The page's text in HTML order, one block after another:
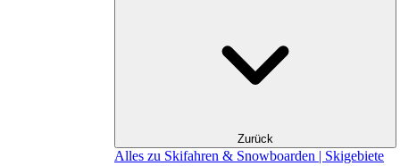
Zurück
Alles zu Skifahren & Snowboarden | Skigebiete